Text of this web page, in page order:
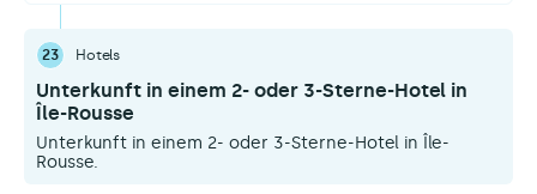
23 Hotels
Unterkunft in einem 2- oder 3-Sterne-Hotel in
Île-Rousse
Unterkunft in einem 2- oder 3-Sterne-Hotel in Île-
Rousse.